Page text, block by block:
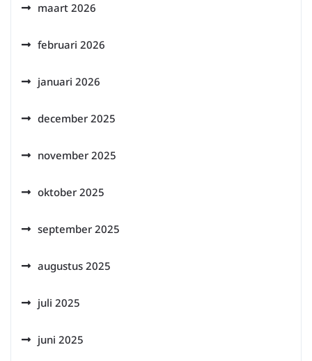
maart 2026
februari 2026
januari 2026
december 2025
november 2025
oktober 2025
september 2025
augustus 2025
juli 2025
juni 2025